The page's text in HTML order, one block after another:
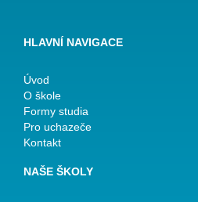
HLAVNÍ NAVIGACE
Úvod
O škole
Formy studia
Pro uchazeče
Kontakt
NAŠE ŠKOLY